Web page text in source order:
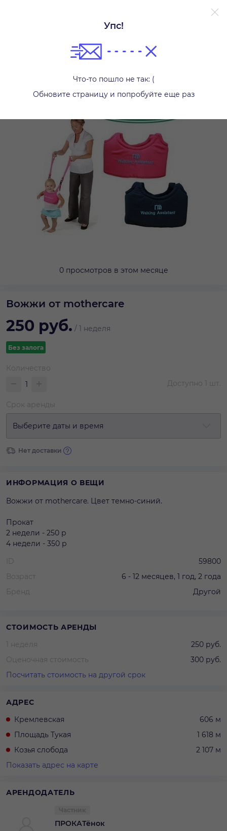
Упс!
Что-то пошло не так: (
Обновите страницу и попробуйте еще раз
0 просмотров в этом месяце
Вожжи от mothercare
250 руб. / 1 неделя
Без залога
Количество
Доступно 1 шт.
Срок аренды
Выберите даты и время
Нет доставки
ИНФОРМАЦИЯ О ВЕЩИ
Вожжи от mothercare. Цвет темно-синий.
Прокат
2 недели - 250 р
4 недели - 350 р
ID
59800
Возраст
6 - 12 месяцев, 1 год, 2 года
Бренд
Другой
СТОИМОСТЬ АРЕНДЫ
1 неделя
250 руб.
Оценочная стоимость
300 руб.
Посчитать стоимость на другой срок
АДРЕС
Кремлевская
606 м
Площадь Тукая
1 618 м
Козья слобода
2 107 м
Показать адрес на карте
АРЕНДОДАТЕЛЬ
ПРОКАТёнок